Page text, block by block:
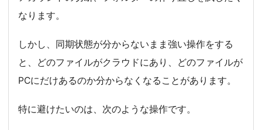
なります。
しかし、同期状態が分からないまま強い操作をする
と、どのファイルがクラウドにあり、どのファイルが
PCにだけあるのか分からなくなることがあります。
特に避けたいのは、次のような操作です。